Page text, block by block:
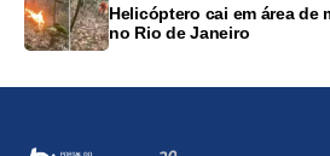
Helicóptero cai em área de
no Rio de Janeiro